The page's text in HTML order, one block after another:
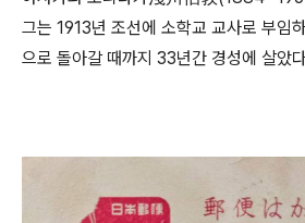
그는 1913년 조선에 소학교 교사로 부임
으로 돌아갈 때까지 33년간 경성에 살았